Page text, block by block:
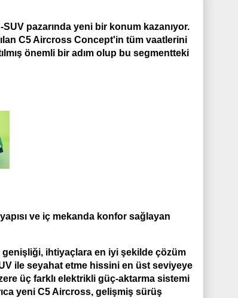
pazarında yeni bir konum kazanıyor.
C5 Aircross Concept'in tüm vaatlerini
önemli bir adım olup bu segmentteki
ve iç mekanda konfor sağlayan
ihtiyaçlara en iyi şekilde çözüm
ile seyahat etme hissini en üst seviyeye
üç farklı elektrikli güç-aktarma sistemi
yeni C5 Aircross, gelişmiş sürüş